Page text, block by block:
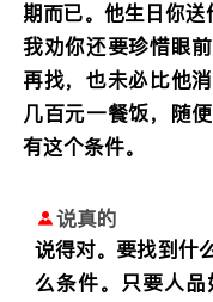
期而已。他生日你送
我劝你还要珍惜眼
再找，也未必比他
几百元一餐饭，随
有这个条件。
说真的
说得对。要找到什
么条件。只要人